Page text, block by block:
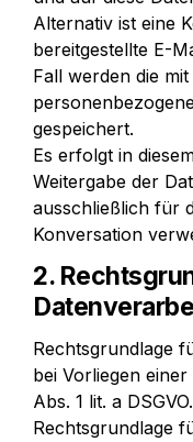
Alternativ ist eine
bereitgestellte E-
Fall werden die
gespeichert.
Es erfolgt in
Weitergabe der
ausschließlich für
Konversation
2.
Rechtsgrundlage
bei Vorliegen
Abs. 1 lit. a DSGVO.
Rechtsgrundlage